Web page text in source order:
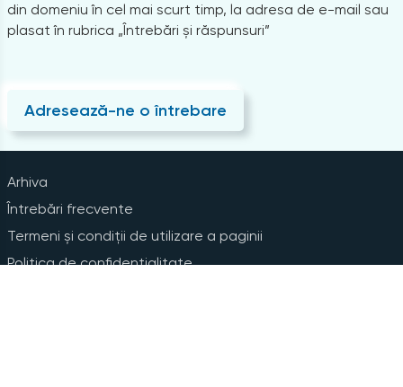
din domeniu în cel mai scurt timp, la adresa de e-mail sau
plasat în rubrica „Întrebări și răspunsuri”
Adresează-ne o întrebare
Arhiva
Întrebări frecvente
Termeni și condiții de utilizare a paginii
Politica de confidențialitate